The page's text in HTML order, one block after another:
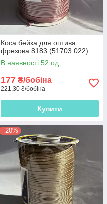
Коса бейка для оптива
фрезова 8183 (51703.022)
В наявності 52 од.
177 ₴/бобіна
221,30 ₴/бобіна
Купити
–20%